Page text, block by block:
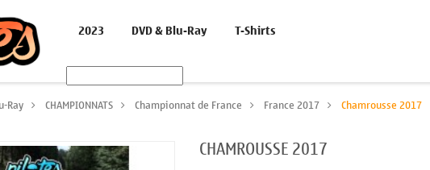
2023 DVD & Blu-Ray T-Shirts
Ray > CHAMPIONNATS > Championnat de France > France 2017 > Chamrousse 2017
CHAMROUSSE 2017